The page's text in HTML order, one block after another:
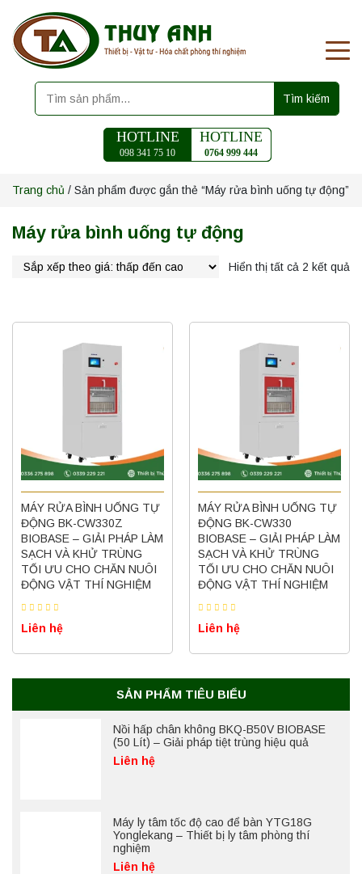
Tìm kiếm
HOTLINE
098 341 75 10
HOTLINE
0764 999 444
Trang chủ / Sản phẩm được gắn thẻ “Máy rửa bình uống tự động”
Máy rửa bình uống tự động
Hiển thị tất cả 2 kết quả
MÁY RỬA BÌNH UỐNG TỰ
ĐỘNG BK-CW330Z
BIOBASE – GIẢI PHÁP LÀM
SẠCH VÀ KHỬ TRÙNG
TỐI ƯU CHO CHĂN NUÔI
ĐỘNG VẬT THÍ NGHIỆM
Liên hệ
MÁY RỬA BÌNH UỐNG TỰ
ĐỘNG BK-CW330
BIOBASE – GIẢI PHÁP LÀM
SẠCH VÀ KHỬ TRÙNG
TỐI ƯU CHO CHĂN NUÔI
ĐỘNG VẬT THÍ NGHIỆM
Liên hệ
SẢN PHẨM TIÊU BIỂU
Nồi hấp chân không BKQ-B50V BIOBASE
(50 Lít) – Giải pháp tiệt trùng hiệu quả
Liên hệ
Máy ly tâm tốc độ cao để bàn YTG18G
Yonglekang – Thiết bị ly tâm phòng thí
nghiệm
Liên hệ